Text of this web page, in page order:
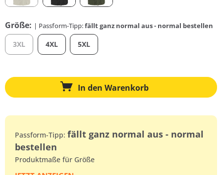
Größe: | Passform-Tipp:fällt ganz normal aus - normal bestellen
3XL 4XL 5XL
In den Warenkorb
Passform-Tipp: fällt ganz normal aus - normal
bestellen
Produktmaße für Größe